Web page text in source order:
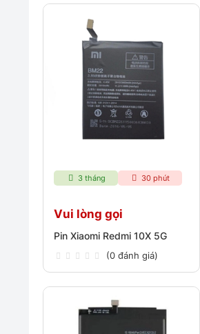
3 tháng 30 phút
Vui lòng gọi
Pin Xiaomi Redmi 10X 5G
(0 đánh giá)